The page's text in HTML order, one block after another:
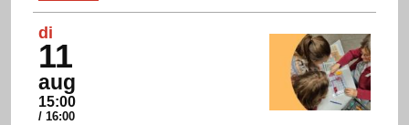
di
11
aug
15:00
/ 16:00